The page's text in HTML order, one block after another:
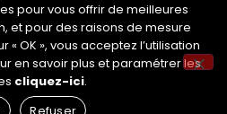
légales & politique de
pour vous offrir de meilleures
et pour des raisons de mesure
« OK », vous acceptez l’utilisation
en savoir plus et paramétrer les
cliquez-ici.
Refuser